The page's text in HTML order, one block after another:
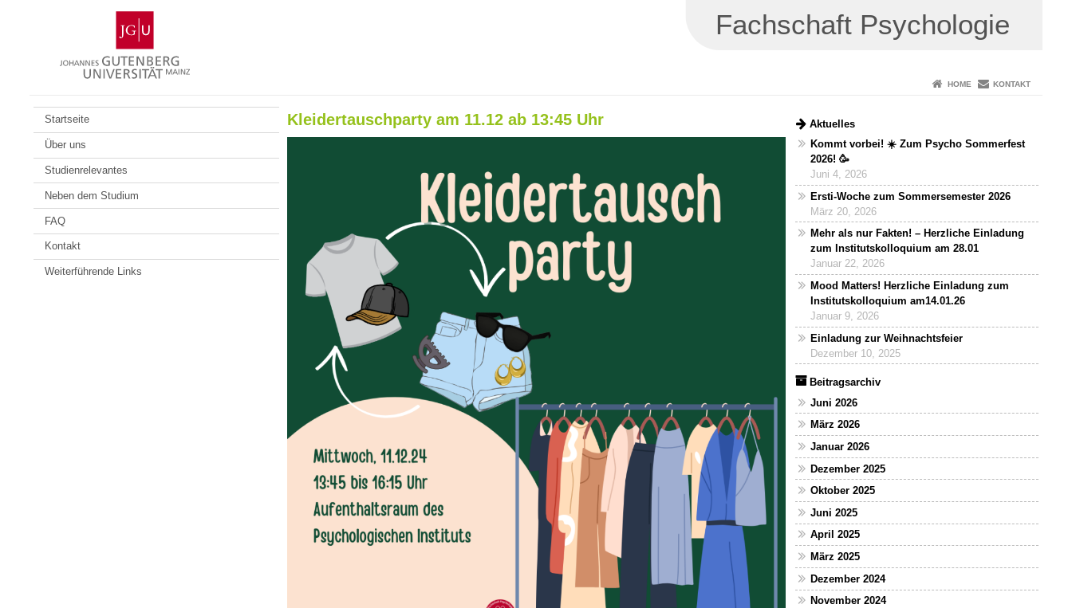
Gutenberg-
Universität
Mainz
Fachschaft Psychologie
HOME KONTAKT
Startseite
Über uns
Studienrelevantes
Neben dem Studium
FAQ
Kontakt
Weiterführende Links
Kleidertauschparty am 11.12 ab 13:45 Uhr
Aktuelles
Kommt vorbei! ☀️ Zum Psycho Sommerfest
2026! 🥳
Juni 4, 2026
Ersti-Woche zum Sommersemester 2026
März 20, 2026
Mehr als nur Fakten! – Herzliche Einladung
zum Institutskolloquium am 28.01
Januar 22, 2026
Mood Matters! Herzliche Einladung zum
Institutskolloquium am14.01.26
Januar 9, 2026
Einladung zur Weihnachtsfeier
Dezember 10, 2025
Beitragsarchiv
Juni 2026
März 2026
Januar 2026
Dezember 2025
Oktober 2025
Juni 2025
April 2025
März 2025
Dezember 2024
November 2024